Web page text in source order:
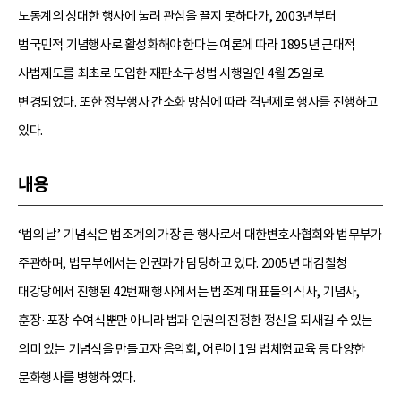
노동계의 성대한 행사에 눌려 관심을 끌지 못하다가, 2003년부터
범국민적 기념행사로 활성화해야 한다는 여론에 따라 1895년 근대적
사법제도를 최초로 도입한 재판소구성법 시행일인 4월 25일로
변경되었다. 또한 정부행사 간소화 방침에 따라 격년제로 행사를 진행하고
있다.
내용
‘법의 날’ 기념식은 법조계의 가장 큰 행사로서 대한변호사협회와 법무부가
주관하며, 법무부에서는 인권과가 담당하고 있다. 2005년 대검찰청
대강당에서 진행된 42번째 행사에서는 법조계 대표들의 식사, 기념사,
훈장·포장 수여식뿐만 아니라 법과 인권의 진정한 정신을 되새길 수 있는
의미 있는 기념식을 만들고자 음악회, 어린이 1일 법체험교육 등 다양한
문화행사를 병행하였다.